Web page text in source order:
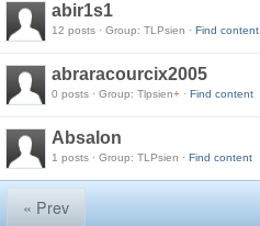
abir1s1
12 posts · Group: TLPsien · Find content
abraracourcix2005
0 posts · Group: Tlpsien+ · Find content
Absalon
1 posts · Group: TLPsien · Find content
« Prev